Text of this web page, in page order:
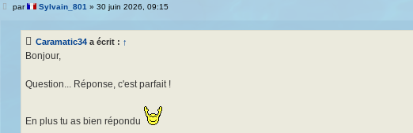
Mpar Sylvain_801 »30 juin 2026, 09:15
Caramatic34a écrit : ↑
Bonjour,
Question... Réponse, c'est parfait !
En plus tu as bien répondu